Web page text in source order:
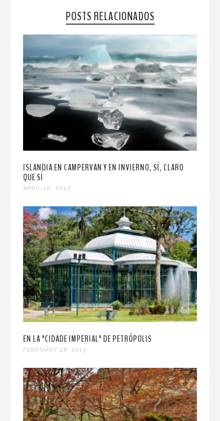
POSTS RELACIONADOS
ISLANDIA EN CAMPERVAN Y EN INVIERNO, SÍ, CLARO
QUE SÍ
APRIL 10, 2022
EN LA "CIDADE IMPERIAL" DE PETRÓPOLIS
FEBRUARY 26, 2013